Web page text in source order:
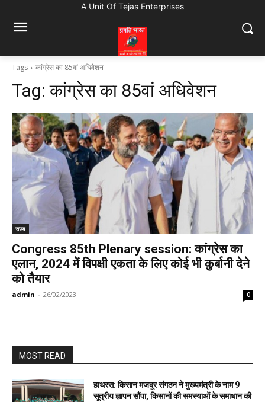
A Unit Of Tejas Enterprises
Tags कांग्रेस का 85वां अधिवेशन
Tag:कांग्रेस का 85वां अधिवेशन
राज्य
Congress 85th Plenary session: कांग्रेस का
एलान, 2024 में विपक्षी एकता के लिए कोई भी कुर्बानी देने
को तैयार
admin - 26/02/2023 0
MOST READ
हाथरस: किसान मजदूर संगठन ने मुख्यमंत्री के नाम 9
सूत्रीय ज्ञापन सौंपा, किसानों की समस्याओं के समाधान की